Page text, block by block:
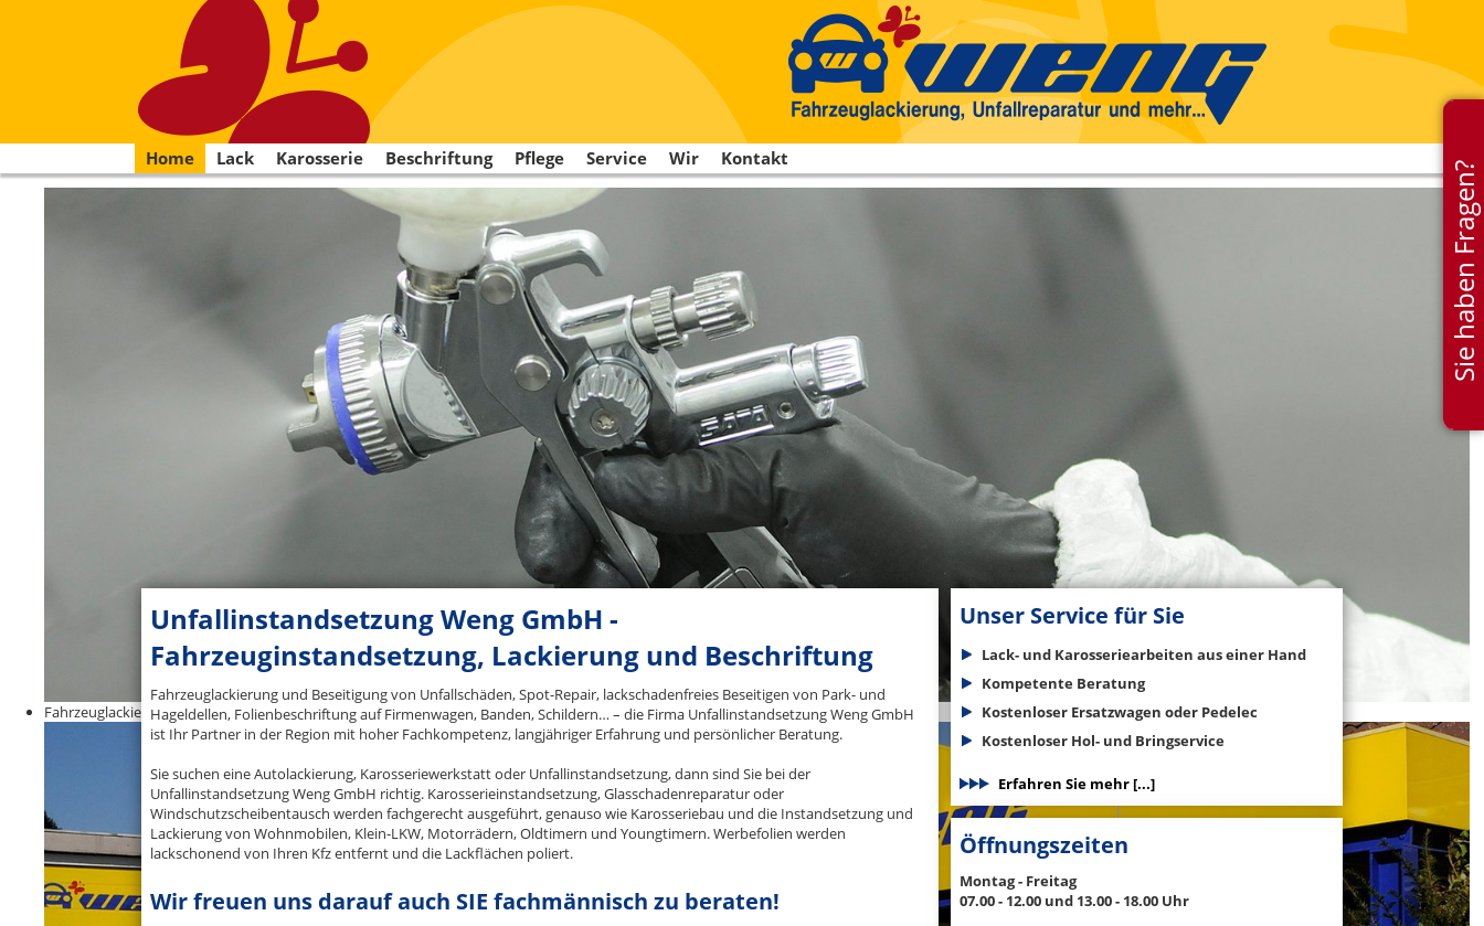
Sie haben Fragen?
Home Lack Karosserie Beschriftung Pflege Service Wir Kontakt
Fahrzeuglackierungen aller Art
Unfallinstandsetzung Weng GmbH -
Fahrzeuginstandsetzung, Lackierung und Beschriftung
Fahrzeuglackierung und Beseitigung von Unfallschäden, Spot-Repair, lackschadenfreies Beseitigen von Park- und
Hageldellen, Folienbeschriftung auf Firmenwagen, Banden, Schildern… – die Firma Unfallinstandsetzung Weng GmbH
ist Ihr Partner in der Region mit hoher Fachkompetenz, langjähriger Erfahrung und persönlicher Beratung.
Sie suchen eine Autolackierung, Karosseriewerkstatt oder Unfallinstandsetzung, dann sind Sie bei der
Unfallinstandsetzung Weng GmbH richtig. Karosserieinstandsetzung, Glasschadenreparatur oder
Windschutzscheibentausch werden fachgerecht ausgeführt, genauso wie Karosseriebau und die Instandsetzung und
Lackierung von Wohnmobilen, Klein-LKW, Motorrädern, Oldtimern und Youngtimern. Werbefolien werden
lackschonend von Ihren Kfz entfernt und die Lackflächen poliert.
Wir freuen uns darauf auch SIE fachmännisch zu beraten!
Unser Service für Sie
Lack- und Karosseriearbeiten aus einer Hand
Kompetente Beratung
Kostenloser Ersatzwagen oder Pedelec
Kostenloser Hol- und Bringservice
Erfahren Sie mehr [...]
Öffnungszeiten
Montag - Freitag
07.00 - 12.00 und 13.00 - 18.00 Uhr